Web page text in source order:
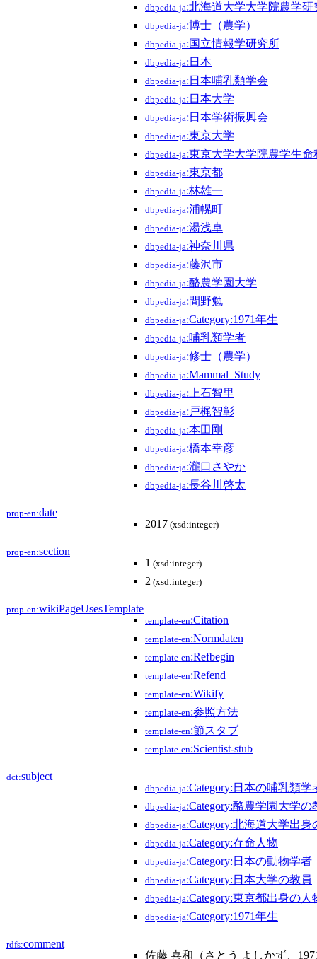
dbpedia-ja:北海道大学大学院農学
dbpedia-ja:博士（農学）
dbpedia-ja:国立情報学研究所
dbpedia-ja:日本
dbpedia-ja:日本哺乳類学会
dbpedia-ja:日本大学
dbpedia-ja:日本学術振興会
dbpedia-ja:東京大学
dbpedia-ja:東京大学大学院農学生
dbpedia-ja:東京都
dbpedia-ja:林雄一
dbpedia-ja:浦幌町
dbpedia-ja:湯浅卓
dbpedia-ja:神奈川県
dbpedia-ja:藤沢市
dbpedia-ja:酪農学園大学
dbpedia-ja:間野勉
dbpedia-ja:Category:1971年生
dbpedia-ja:哺乳類学者
dbpedia-ja:修士（農学）
dbpedia-ja:Mammal_Study
dbpedia-ja:上石智里
dbpedia-ja:戸梶智彰
dbpedia-ja:本田剛
dbpedia-ja:橋本幸彦
dbpedia-ja:瀧口さやか
dbpedia-ja:長谷川啓太
prop-en:date
2017 (xsd:integer)
prop-en:section
1 (xsd:integer)
2 (xsd:integer)
prop-en:wikiPageUsesTemplate
template-en:Citation
template-en:Normdaten
template-en:Refbegin
template-en:Refend
template-en:Wikify
template-en:参照方法
template-en:節スタブ
template-en:Scientist-stub
dct:subject
dbpedia-ja:Category:日本の哺乳類学
dbpedia-ja:Category:酪農学園大学の
dbpedia-ja:Category:北海道大学出身
dbpedia-ja:Category:存命人物
dbpedia-ja:Category:日本の動物学者
dbpedia-ja:Category:日本大学の教員
dbpedia-ja:Category:東京都出身の人
dbpedia-ja:Category:1971年生
rdfs:comment
佐藤 喜和（さとう よしかず、